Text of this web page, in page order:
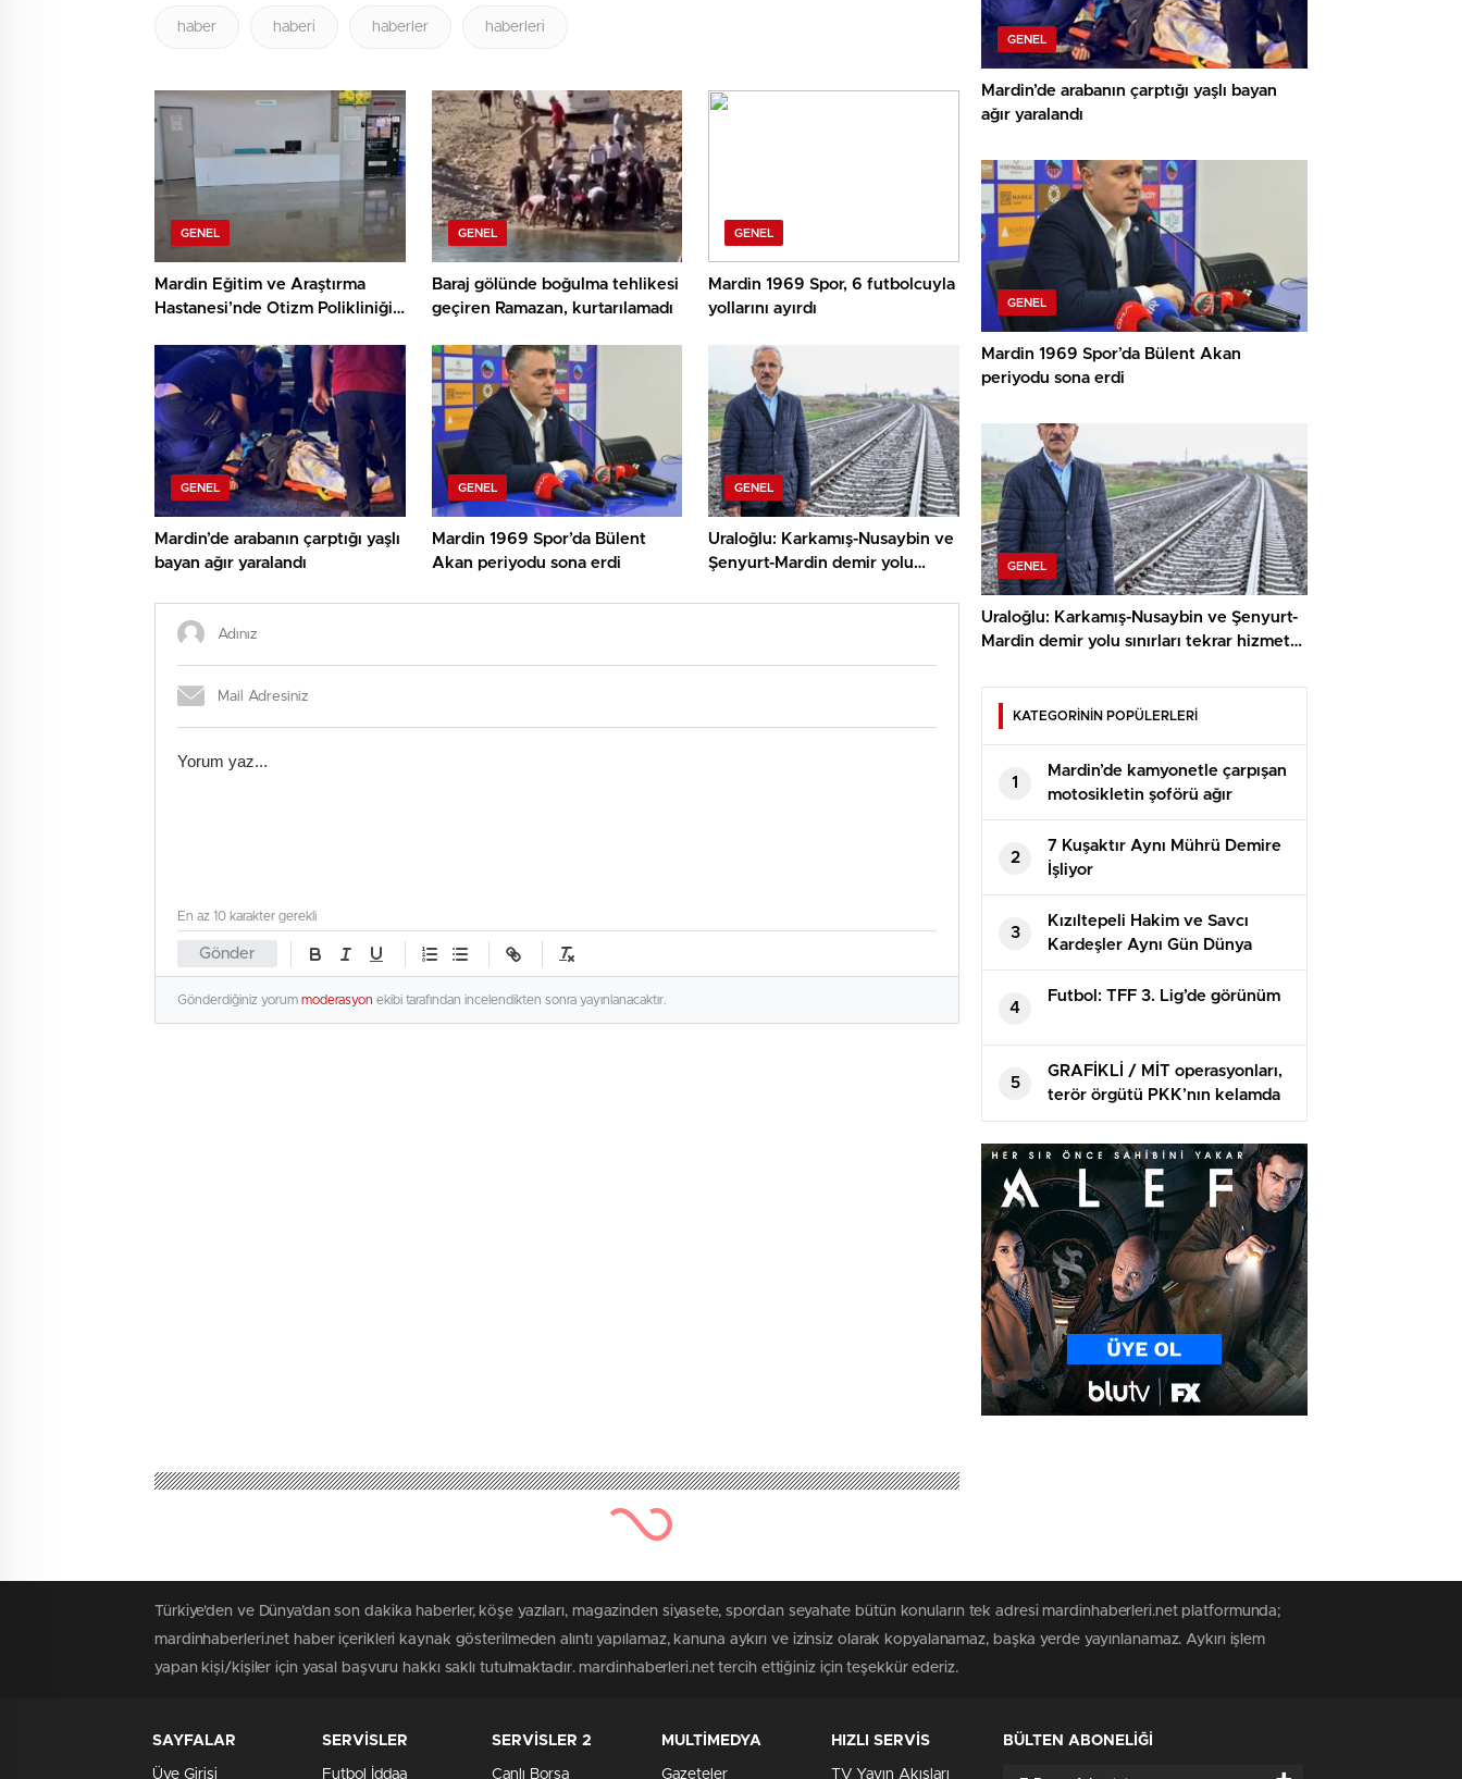
haber haberi haberler haberleri
GENEL
Mardin Eğitim ve Araştırma
Hastanesi’nde Otizm Polikliniği
GENEL
Baraj gölünde boğulma tehlikesi
geçiren Ramazan, kurtarılamadı
GENEL
Mardin 1969 Spor, 6 futbolcuyla
yollarını ayırdı
GENEL
Mardin’de arabanın çarptığı yaşlı
bayan ağır yaralandı
GENEL
Mardin 1969 Spor’da Bülent
Akan periyodu sona erdi
GENEL
Uraloğlu: Karkamış-Nusaybin ve
Şenyurt-Mardin demir yolu
Gönder
En az 10 karakter gerekli
Gönderdiğiniz yorum moderasyon ekibi tarafından incelendikten sonra yayınlanacaktır.
GENEL
Mardin’de arabanın çarptığı yaşlı bayan
ağır yaralandı
GENEL
Mardin 1969 Spor’da Bülent Akan
periyodu sona erdi
GENEL
Uraloğlu: Karkamış-Nusaybin ve Şenyurt-
Mardin demir yolu sınırları tekrar hizmete
KATEGORİNİN POPÜLERLERİ
1
Mardin’de kamyonetle çarpışan
motosikletin şoförü ağır
yaralandı
2
7 Kuşaktır Aynı Mührü Demire
İşliyor
3
Kızıltepeli Hakim ve Savcı
Kardeşler Aynı Gün Dünya
Evine Girdi
4
Futbol: TFF 3. Lig’de görünüm
5
GRAFİKLİ / MİT operasyonları,
terör örgütü PKK’nın kelamda
sorumlularını maksat aldı
Türkiye'den ve Dünya’dan son dakika haberler, köşe yazıları, magazinden siyasete, spordan seyahate bütün konuların tek adresi mardinhaberleri.net platformunda;
mardinhaberleri.net haber içerikleri kaynak gösterilmeden alıntı yapılamaz, kanuna aykırı ve izinsiz olarak kopyalanamaz, başka yerde yayınlanamaz. Aykırı işlem
yapan kişi/kişiler için yasal başvuru hakkı saklı tutulmaktadır. mardinhaberleri.net tercih ettiğiniz için teşekkür ederiz.
SAYFALAR
Üye Girişi
SERVİSLER
Futbol İddaa
SERVİSLER 2
Canlı Borsa
MULTİMEDYA
Gazeteler
HIZLI SERVİS
TV Yayın Akışları
BÜLTEN ABONELİĞİ